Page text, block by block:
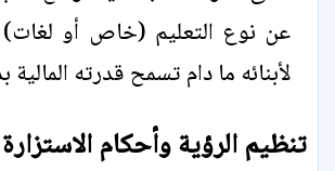
عن نوع التعليم (خاص أو لغات)
لأبنائه ما دام تسمح قدرته المالية
تنظيم الرؤية وأحكام